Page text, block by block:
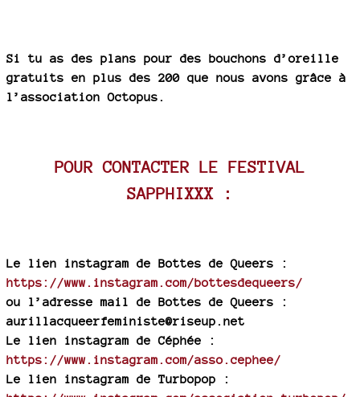
Si tu as des plans pour des bouchons d’oreille
gratuits en plus des 200 que nous avons grâce à
l’association Octopus.
POUR CONTACTER LE FESTIVAL
SAPPHIXXX :
Le lien instagram de Bottes de Queers :
https://www.instagram.com/bottesdequeers/
ou l’adresse mail de Bottes de Queers :
aurillacqueerfeministe@riseup.net
Le lien instagram de Céphée :
https://www.instagram.com/asso.cephee/
Le lien instagram de Turbopop :